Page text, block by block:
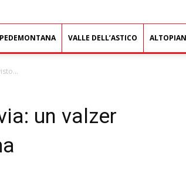
PEDEMONTANA VALLE DELL’ASTICO
un valzer